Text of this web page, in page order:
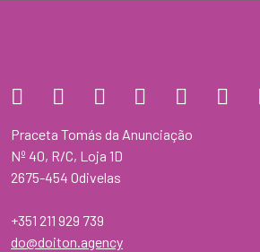
Praceta Tomás da Anunciação
Nº 40, R/C, Loja 1D
2675-454 Odivelas
+351 211 929 739
do@doiton.agency